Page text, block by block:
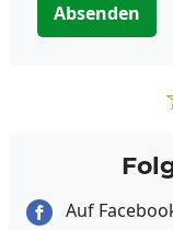
Absenden
Auf